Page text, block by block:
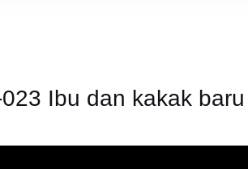
Ibu dan kakak